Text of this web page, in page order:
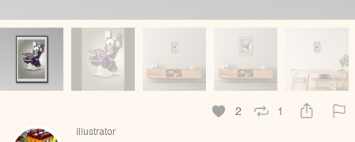
2 1
illustrator